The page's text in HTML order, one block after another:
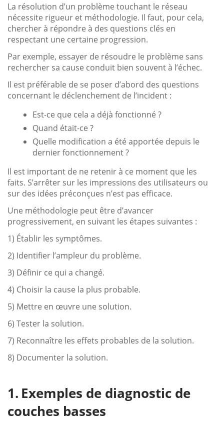
La résolution d’un problème touchant le réseau
nécessite rigueur et méthodologie. Il faut, pour cela,
chercher à répondre à des questions clés en
respectant une certaine progression.
Par exemple, essayer de résoudre le problème sans
rechercher sa cause conduit bien souvent à l’échec.
Il est préférable de se poser d’abord des questions
concernant le déclenchement de l’incident :
Est-ce que cela a déjà fonctionné ?
Quand était-ce ?
Quelle modification a été apportée depuis le
dernier fonctionnement ?
Il est important de ne retenir à ce moment que les
faits. S’arrêter sur les impressions des utilisateurs ou
sur des idées préconçues n’est pas efficace.
Une méthodologie peut être d’avancer
progressivement, en suivant les étapes suivantes :
1) Établir les symptômes.
2) Identifier l’ampleur du problème.
3) Définir ce qui a changé.
4) Choisir la cause la plus probable.
5) Mettre en œuvre une solution.
6) Tester la solution.
7) Reconnaître les effets probables de la solution.
8) Documenter la solution.
Exemples de diagnostic de
couches basses